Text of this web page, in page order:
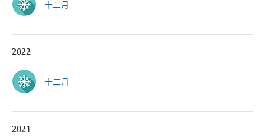
十二月
2022
十二月
2021